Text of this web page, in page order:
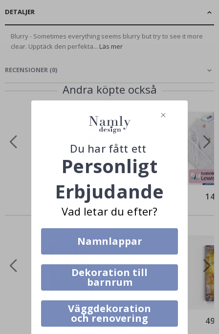
DETALJER
Blurry - Sometimes everything seems blurry but try to see it more
clear. Upptäck den perfekta... Läs mer
RECENSIONER (0)
Andra köpte också
169,00 Kr
Liknande Produkter
495,00 Kr
Du har fått ett
Personligt
Erbjudande
Vad letar du efter?
Namnlappar
Dekoration till
barnrum
Väggdekoration
och renovering